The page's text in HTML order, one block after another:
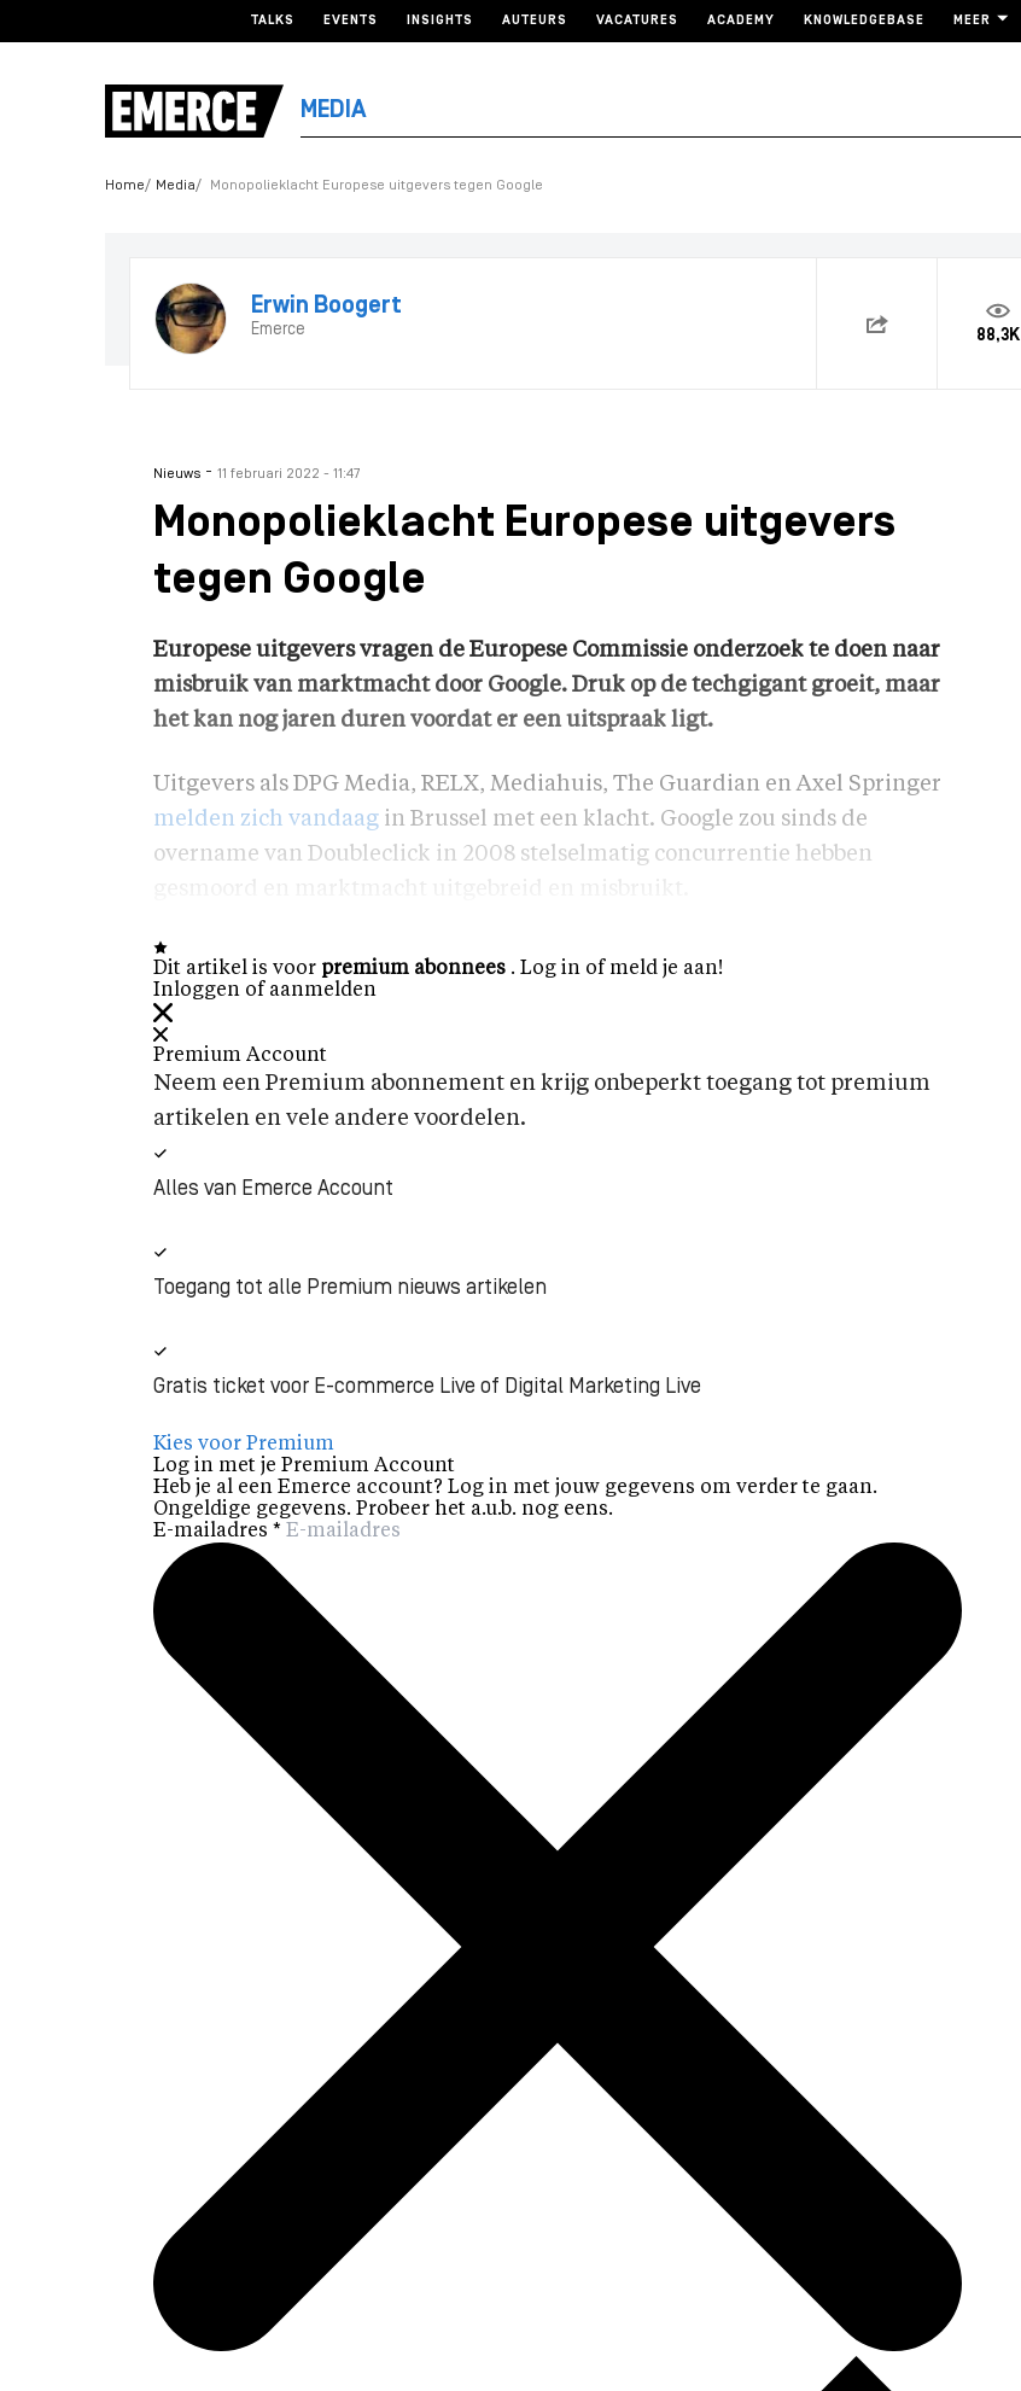
TALKS EVENTS INSIGHTS AUTEURS VACATURES ACADEMY KNOWLEDGEBASE MEER
MEDIA
Home Media Monopolieklacht Europese uitgevers tegen Google
Erwin Boogert
Emerce 88,3K
Nieuws - 11 februari 2022 - 11:47
Monopolieklacht Europese uitgevers
tegen Google
Europese uitgevers vragen de Europese Commissie onderzoek te doen naar
misbruik van marktmacht door Google. Druk op de techgigant groeit, maar
het kan nog jaren duren voordat er een uitspraak ligt.
Uitgevers als DPG Media, RELX, Mediahuis, The Guardian en Axel Springer
melden zich vandaag in Brussel met een klacht. Google zou sinds de
overname van Doubleclick in 2008 stelselmatig concurrentie hebben
Dit artikel is voor premium abonnees . Log in of meld je aan!
Inloggen of aanmelden
Premium Account
Neem een Premium abonnement en krijg onbeperkt toegang tot premium
artikelen en vele andere voordelen.
Alles van Emerce Account
Toegang tot alle Premium nieuws artikelen
Gratis ticket voor E-commerce Live of Digital Marketing Live
Kies voor Premium
Log in met je Premium Account
Heb je al een Emerce account? Log in met jouw gegevens om verder te gaan.
Ongeldige gegevens. Probeer het a.u.b. nog eens.
E-mailadres *